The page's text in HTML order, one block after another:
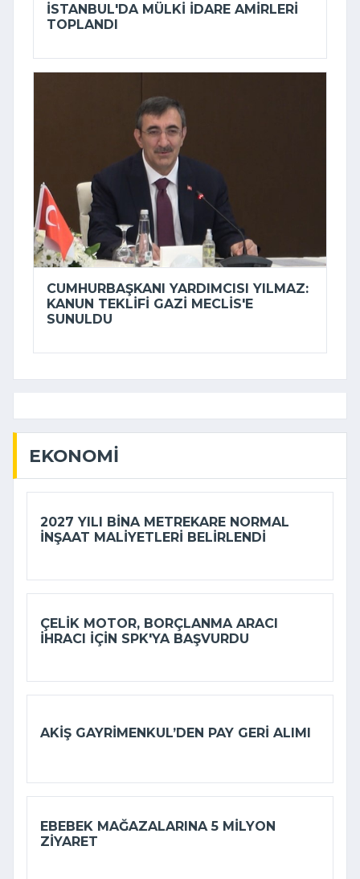
İSTANBUL'DA MÜLKI IDARE AMIRLERI
TOPLANDI
CUMHURBAŞKANI YARDIMCISI YILMAZ:
KANUN TEKLIFI GAZI MECLIS'E
SUNULDU
EKONOMI
2027 YILI BINA METREKARE NORMAL
INŞAAT MALIYETLERI BELIRLENDI
ÇELIK MOTOR, BORÇLANMA ARACI
IHRACI IÇIN SPK'YA BAŞVURDU
AKIŞ GAYRIMENKUL’DEN PAY GERI ALIMI
EBEBEK MAĞAZALARINA 5 MILYON
ZIYARET